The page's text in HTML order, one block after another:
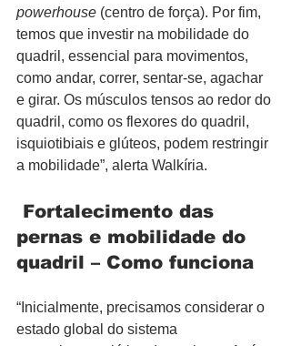
powerhouse (centro de força). Por fim,
temos que investir na mobilidade do
quadril, essencial para movimentos,
como andar, correr, sentar-se, agachar
e girar. Os músculos tensos ao redor do
quadril, como os flexores do quadril,
isquiotibiais e glúteos, podem restringir
a mobilidade”, alerta Walkíria.
Fortalecimento das
pernas e mobilidade do
quadril – Como funciona
“Inicialmente, precisamos considerar o
estado global do sistema